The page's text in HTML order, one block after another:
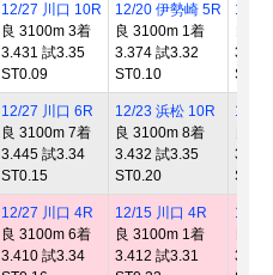
12/27 川口 10R
良 3100m 3着
3.431 試3.35
ST0.09
12/20 伊勢崎 5R
良 3100m 1着
3.374 試3.32
ST0.10
12/
12/27 川口 6R
良 3100m 7着
3.445 試3.34
ST0.15
12/23 浜松 10R
良 3100m 8着
3.432 試3.35
ST0.20
12/
12/27 川口 4R
良 3100m 6着
3.410 試3.34
12/15 川口 4R
良 3100m 1着
3.412 試3.31
12/4